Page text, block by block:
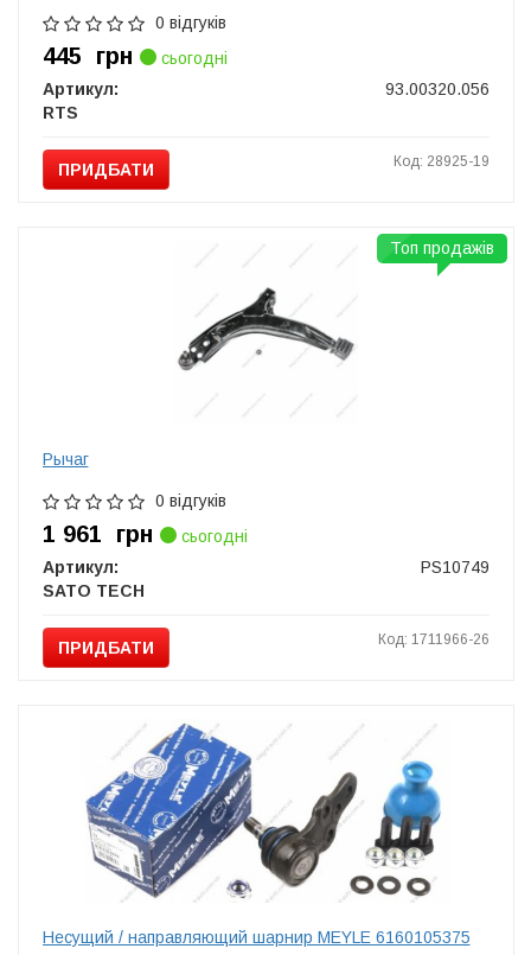
0 відгуків
445 грн
сьогодні
Артикул:
93.00320.056
RTS
ПРИДБАТИ Код: 28925-19
Рычаг
0 відгуків
1 961 грн
сьогодні
Артикул:
PS10749
SATO TECH
ПРИДБАТИ Код: 1711966-26
Топ продажів
Несущий / направляющий шарнир MEYLE 6160105375